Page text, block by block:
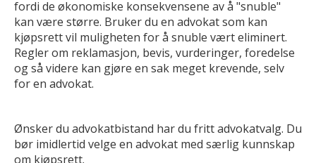
fordi de økonomiske konsekvensene av å "snuble"
kan være større. Bruker du en advokat som kan
kjøpsrett vil muligheten for å snuble vært eliminert.
Regler om reklamasjon, bevis, vurderinger, foredelse
og så videre kan gjøre en sak meget krevende, selv
for en advokat.
Ønsker du advokatbistand har du fritt advokatvalg. Du
bør imidlertid velge en advokat med særlig kunnskap
om kjøpsrett.